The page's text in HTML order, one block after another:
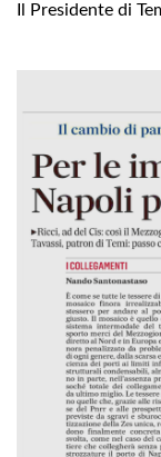
Il Presidente di